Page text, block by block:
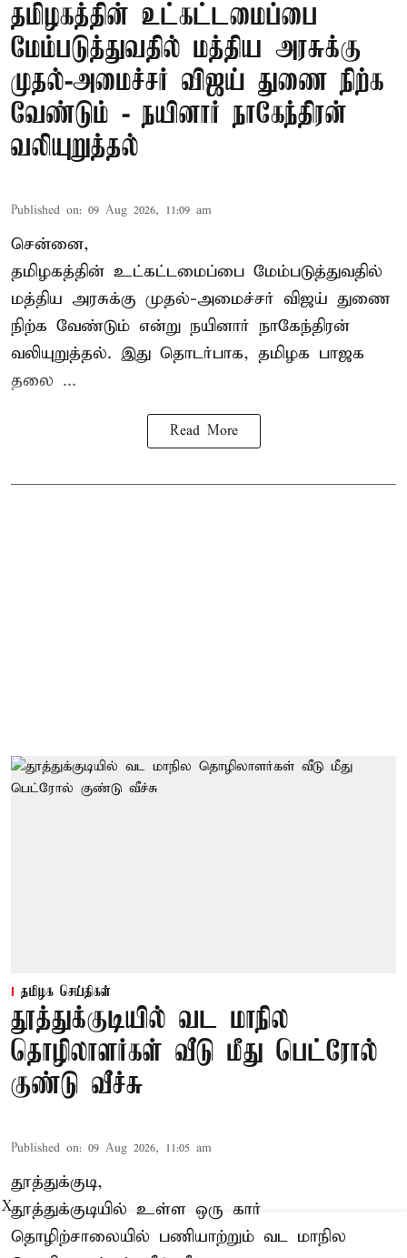
தமிழகத்தின் உட்கட்டமைப்பை
மேம்படுத்துவதில் மத்திய அரசுக்கு
முதல்-அமைச்சர் விஜய் துணை நிற்க
வேண்டும் - நயினார் நாகேந்திரன்
வலியுறுத்தல்
Published on: 09 Aug 2026, 11:09 am
சென்னை,
தமிழகத்தின் உட்கட்டமைப்பை மேம்படுத்துவதில்
மத்திய அரசுக்கு முதல்-அமைச்சர் விஜய் துணை
நிற்க வேண்டும் என்று நயினார் நாகேந்திரன்
வலியுறுத்தல். இது தொடர்பாக, தமிழக பாஜக
தலை ...
Read More
தமிழக செய்திகள்
தூத்துக்குடியில் வட மாநில
தொழிலாளர்கள் வீடு மீது பெட்ரோல்
குண்டு வீச்சு
Published on: 09 Aug 2026, 11:05 am
தூத்துக்குடி,
தூத்துக்குடியில் உள்ள ஒரு கார்
தொழிற்சாலையில் பணியாற்றும் வட மாநில
X